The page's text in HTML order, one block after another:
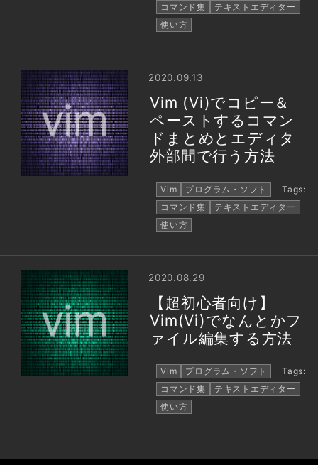
コマンド集
テキストエディター
使い方
2020.09.13
Vim (Vi)でコピー＆
ペーストするコマン
ドまとめとエディタ
外部間で行う方法
Vim プログラム・ソフト
Tags:
コマンド集
テキストエディター
使い方
2020.08.29
【超初心者向け】
Vim(Vi)でなんとかフ
ァイル編集する方法
Vim プログラム・ソフト
Tags:
コマンド集
テキストエディター
使い方